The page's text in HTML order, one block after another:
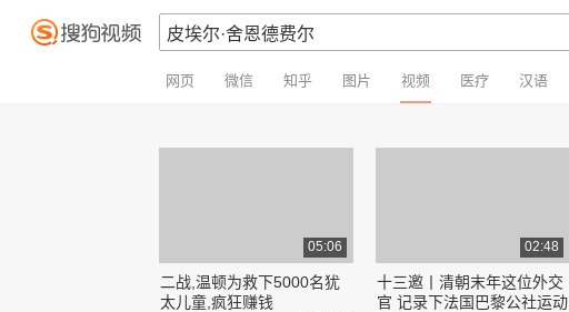
网页 微信 知乎 图片 视频 医疗 汉语
05:06
二战,温顿为救下5000名犹
太儿童,疯狂赚钱
02:48
十三邀丨清朝末年这位外交
官 记录下法国巴黎公社运动